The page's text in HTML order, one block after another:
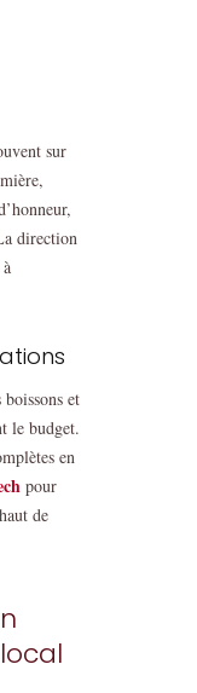
sur
direction
et
le budget.
en
pour
de